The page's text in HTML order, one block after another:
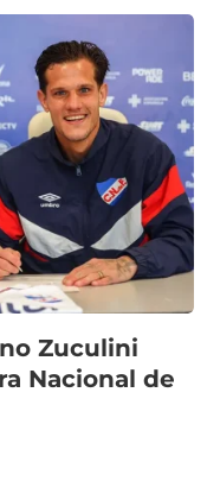
Zuculini
Nacional de